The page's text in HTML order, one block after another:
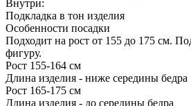
Внутри:
Подкладка в тон изделия
Особенности посадки
Подходит на рост от 155 до 175 см.
фигуру.
Рост 155-164 см
Длина изделия - ниже середины бедра
Рост 165-175 см
Длина изделия - до середины бедра